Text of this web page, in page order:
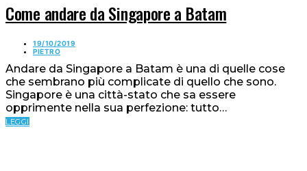
Come andare da Singapore a Batam
19/10/2019
PIETRO
Andare da Singapore a Batam è una di quelle cose
che sembrano più complicate di quello che sono.
Singapore è una città-stato che sa essere
opprimente nella sua perfezione: tutto…
LEGGI